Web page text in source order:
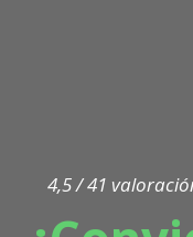
4,5 / 41